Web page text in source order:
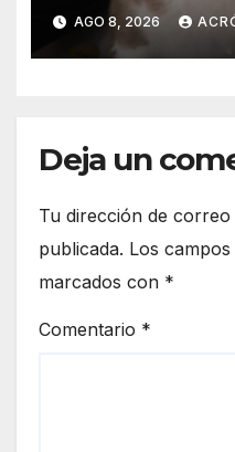
AGO 8, 2026
Deja un
Tu dirección de
publicada. Los
marcados con *
Comentario *